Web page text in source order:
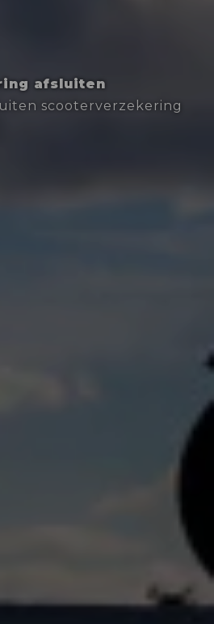
afsluiten
scooterverzekering